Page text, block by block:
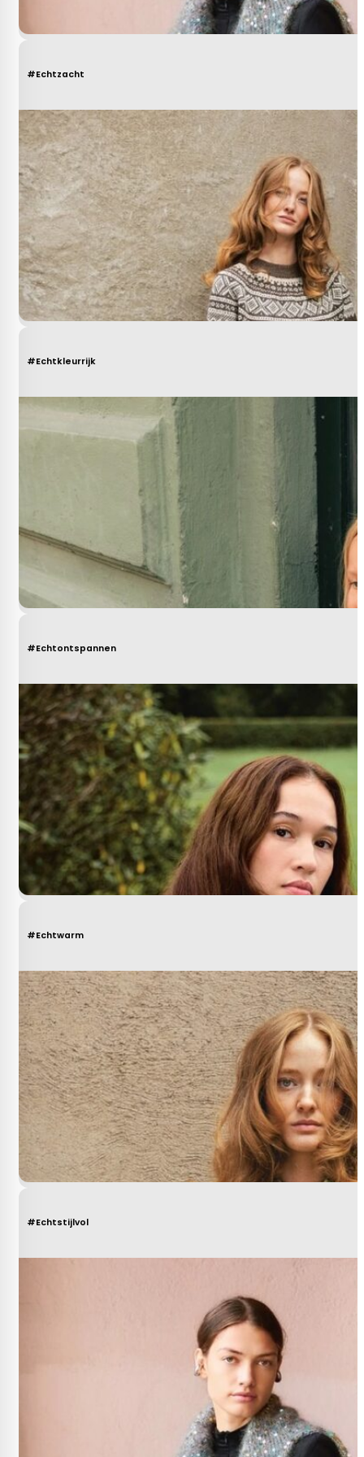
#Echtzacht
#Echtkleurrijk
#Echtontspannen
#Echtwarm
#Echtstijlvol